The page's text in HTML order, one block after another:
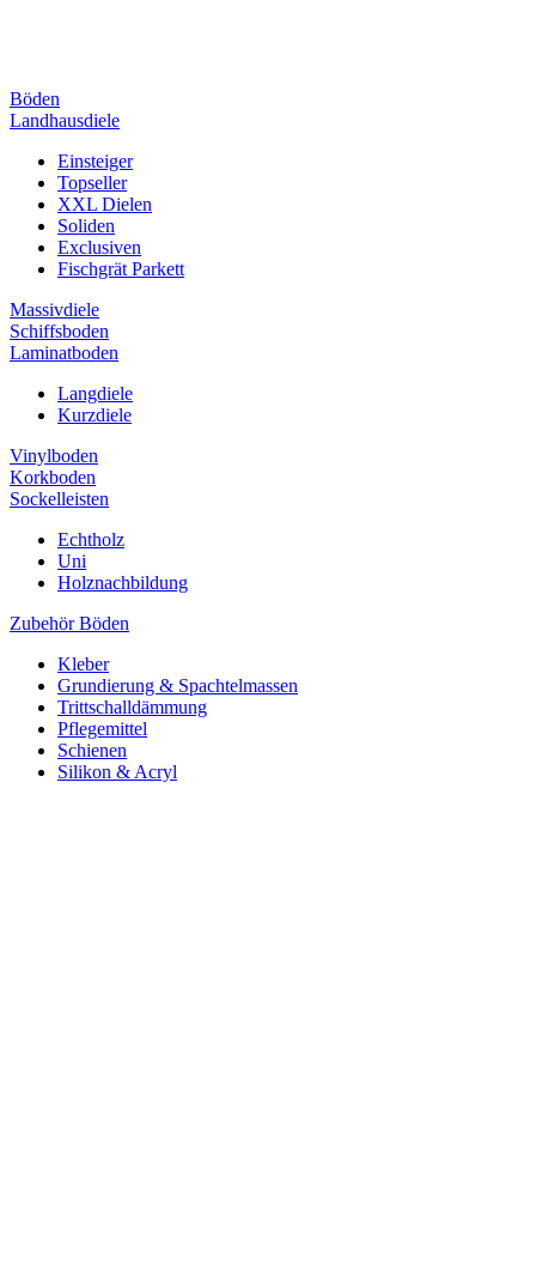
Böden
Landhausdiele
Einsteiger
Topseller
XXL Dielen
Soliden
Exclusiven
Fischgrät Parkett
Massivdiele
Schiffsboden
Laminatboden
Langdiele
Kurzdiele
Vinylboden
Korkboden
Sockelleisten
Echtholz
Uni
Holznachbildung
Zubehör Böden
Kleber
Grundierung & Spachtelmassen
Trittschalldämmung
Pflegemittel
Schienen
Silikon & Acryl